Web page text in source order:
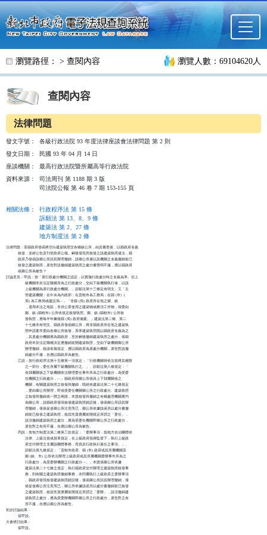
跳至主要內容
瀏覽路徑： > 查閱內容 瀏覽人數：69104620人
查閱內容
法律問題
發文字號：
各級行政法院 93 年度法律座談會法律問題 第 2 則
發文日期：
民國 93 年 04 月 14 日
座談機關：
最高行政法院暨所屬高等行政法院
資料來源：
司法周刊 第 1188 期 3 版
司法院公報 第 46 卷 7 期 153-155 頁
相關法條 ：
行政程序法 第 15 條
訴願法 第 13、8、9 條
建築法 第 2、27 條
地方制度法 第 2 條
法律問題：某縣政府發函將空白建築執照交各鄉鎮公所，由其審查後，以縣政府名義
          核發，並經公告及刊登政府公報。嗣後發現所核發之該建築執照違法，縣
          政府乃發函該鄉公所請其辦理撤銷，該鄉公所遂以其機關之名義撤銷前已
          核發之建築執照，原告對該撤銷建築執照之處分書聲明不服，應以縣政府
          或鄉公所為被告？
討論意見：甲說：按「原行政處分機關之認定，以實施行政處分時之名義為準。但上
                級機關本於法定職權所為之行政處分，交由下級機關執行者，以該
                上級機關為原行政處分機關。」訴願法第十三條定有明文。又「主
                管建築機關：在中央為內政部；在直轄市為工務局；在縣 (市)  (
                局) 為工務局或建設局‧‧‧」「非縣 (局) 政府所在地之鄉、鎮
                ，適用本法之地區，非供公眾使用之建築物或雜項工作物，得委由
                鄉、鎮 (縣轄市) 公所依規定核發執照。鄉、鎮 (縣轄市) 公所核
                發執照，應每半年彙報縣 (局) 政府備案。」建築法第二條、第二
                十七條亦有明文。縣政府發函鄉公所，將非縣政府所在地之建築執
                照申請案件委由各鄉公所核發，系爭建築執照既以縣政府名義為之
                ，其原處分機關應為縣政府，至於嗣後撤銷建築執照之處分，係縣
                政府本於法定職權決定應撤銷前開建築執照，交由下級機關鄉公所
                辦理撤銷，核諸前揭規定，應以縣政府為原處分機關，原告對該撤
                銷處分不服，自應以縣政府為被告。
          乙說：按行政程序法第十五條第一項規定：「行政機關得依法規將其權限
                之一部分，委任所屬下級機關執行之。」、訴願法第八條規定：「
                有隸屬關係之下級機關依法辦理委任事件所為之行政處分，為受委
                任機關之行政處分，‧‧‧」縣政府與鄉公所係具上下隸屬關係之
                機關，有關建築執照之核發與撤銷，既經依建築法第二十七條規定
                ，委由鄉公所辦理，即係受委任機關鄉公所之行政處分。建築執照
                之核發與撤銷係一體之兩面，本題核發與撤銷之有權處理機關應均
                為鄉公所，該縣政府發現核發建築執照錯誤後，發函鄉公所請其辦
                理撤銷，僅係促使鄉公所注意而已，鄉公所依據該函另以處分書撤
                銷前已核發之建築執照，核其性質應屬前開規定所謂之「委任」，
                該項撤銷建築執照之處分，應為受委任機關即鄉公所之行政處分，
                原告對之有所不服，自應以鄉公所為被告。
          丙說：按地方制度法第二條第三款規定：「委辦事項：指地方自治團體依
                法律、上級法規或規章規定，在上級政府指揮監督下，執行上級政
                府交付辦理之非屬該團體事務，而負其行政執行責任之事項。」、
                訴願法第九條規定：「直轄市政府、縣 (市) 政府或其所屬機關及
                鄉 (鎮、市) 公所依法辦理上級政府或其所屬機關委辦事件所為之
                行政處分，為受委辦機關之行政處分‧‧‧。」本題係鄉公所依據
                建築法第二十七條之規定，執行縣政府交付辦理之建築執照核發事
                務，則有關之建築執照撤銷事務，亦同屬執行上級政府之委辦事項
                。縣政府發現核發建築執照錯誤後，發函鄉公所請其辦理撤銷，僅
                係促使鄉公所注意而已，鄉公所依據該函另以處分書撤銷前已核發
                之建築執照，核其性質應屬前開規定所謂之「委辦」，該項撤銷建
                築執照之處分，應為受委辦機關即鄉公所之行政處分，原告對之有
                所不服，自應以鄉公所為被告。
初步討論結果：
          採甲說。
大會研討結果：
          採甲說。